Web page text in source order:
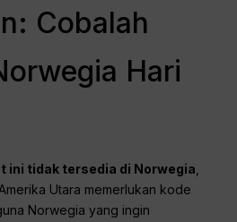
Cobalah
Hari
ini tidak tersedia di Norwegia
Utara memerlukan kode
Norwegia yang ingin